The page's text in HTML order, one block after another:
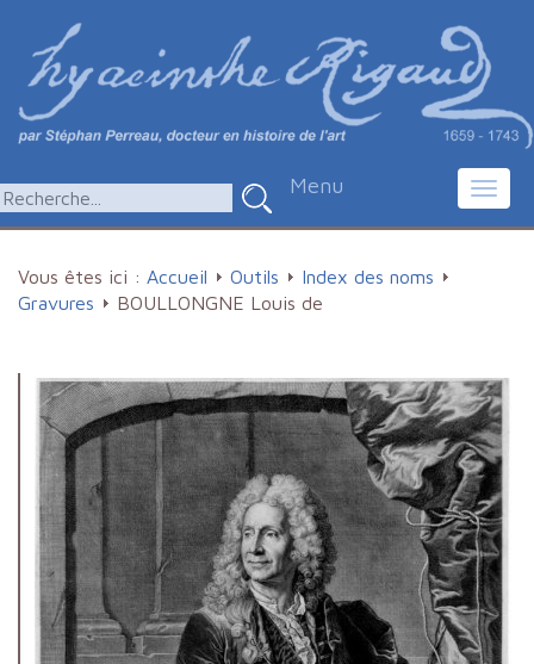
Menu
Vous êtes ici : Accueil Outils
Index des noms
Gravures
BOULLONGNE Louis de